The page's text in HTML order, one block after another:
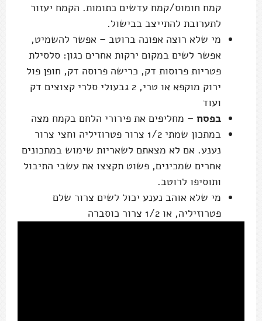
קמח חומוס/קמח עדשים כתומות. הקמח יעזור
לתערובת להתייצב בבישול.
מי שלא רוצה אפונה ברוטב – אפשר להשמיט,
אפשר לשים במקום ירקות אחרים כגון: סלסילת
פטריות פרוסות דק, כרישה פרוסה דק, חופן פול
ירוק מוקפא או טרי, 2 גבעולי סלרי קצוצים דק
ועוד
בפסח – מחליפים את פירורי הלחם בקמח מצה
במתכון שמתי 1/2 צרור פטרוזיליה וחצי צרור
נענע. אם לא מצאתם לשאריות שימוש במתכונים
אחרים שמכינים, פשוט תקצצו את עשבי התיבול
ותוסיפו לרוטב.
מי שלא אוהב נענע יכול לשים צרור שלם
פטרוזיליה, או 1/2 צרור כוסברה